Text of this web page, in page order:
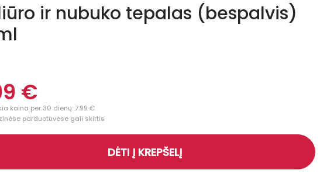
ir nubuko tepalas (bespalvis)
€
kaina per 30 dienų: 7.99 €
parduotuvėse gali skirtis
DĖTI Į KREPŠELĮ